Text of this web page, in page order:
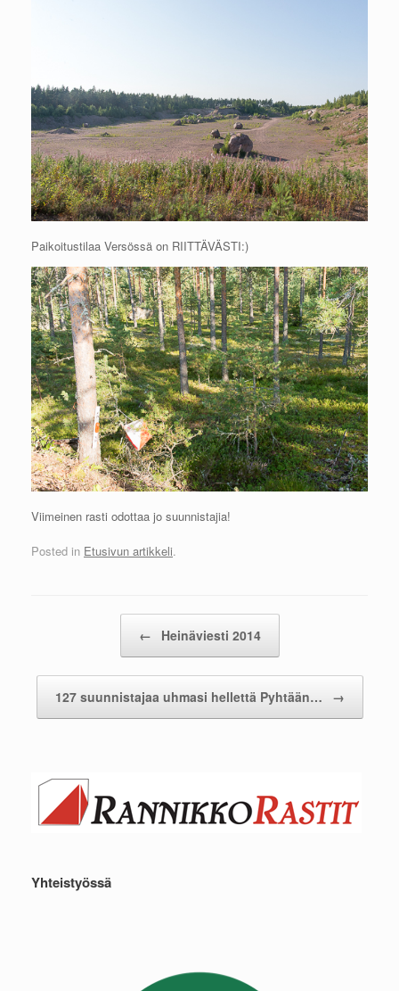
Paikoitustilaa Versössä on RIITTÄVÄSTI:)
Viimeinen rasti odottaa jo suunnistajia!
Posted in Etusivun artikkeli.
← Heinäviesti 2014
127 suunnistajaa uhmasi hellettä Pyhtään… →
Yhteistyössä